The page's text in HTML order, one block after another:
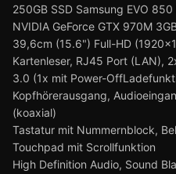
250GB SSD Samsung EVO 850
NVIDIA GeForce GTX 970M
39,6cm (15.6") Full-HD
Kartenleser, RJ45 Port (LAN),
3.0 (1x mit Power-
Kopfhörerausgang,
(koaxial)
Tastatur mit Nummernblock,
Touchpad mit Scrollfunktion
High Definition Audio, Sound